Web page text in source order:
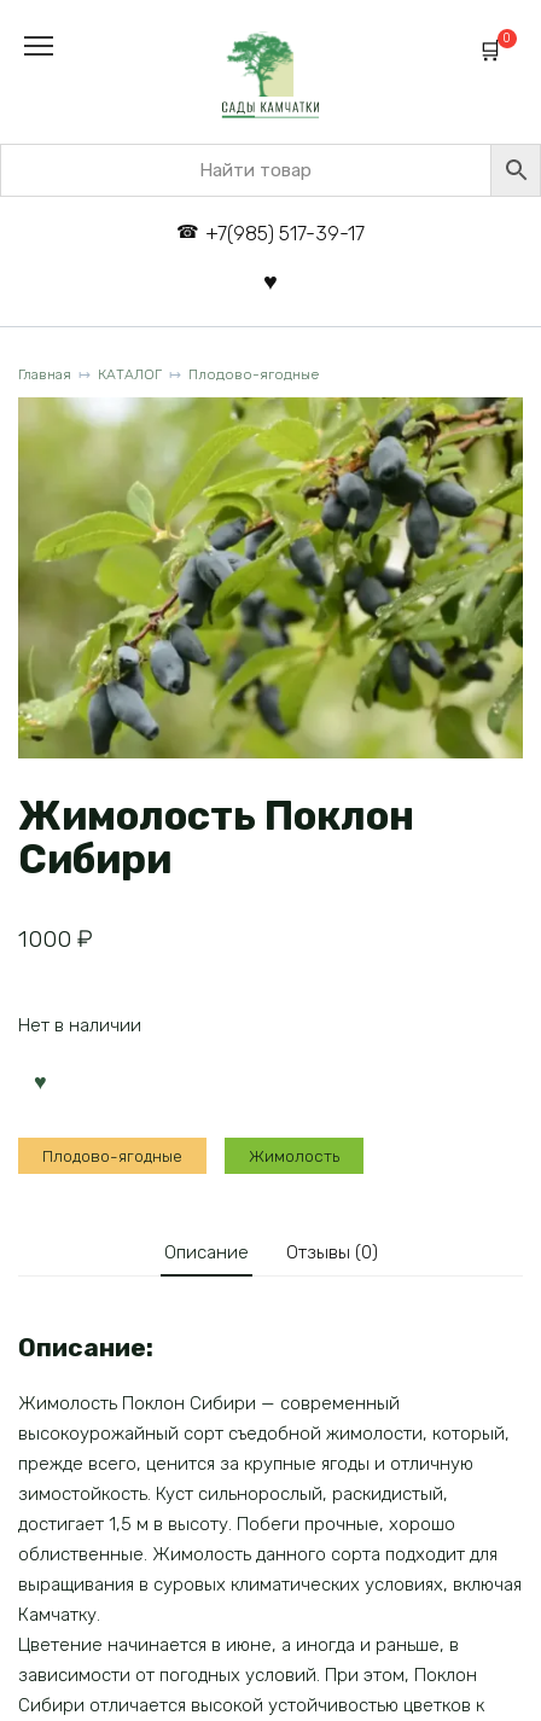
+7(985) 517-39-17
0
Главная КАТАЛОГ Плодово-ягодные
Жимолость Поклон
Сибири
1000 ₽
Нет в наличии
Плодово-ягодные Жимолость
Описание Отзывы (0)
Описание:
Жимолость Поклон Сибири — современный
высокоурожайный сорт съедобной жимолости, который,
прежде всего, ценится за крупные ягоды и отличную
зимостойкость. Куст сильнорослый, раскидистый,
достигает 1,5 м в высоту. Побеги прочные, хорошо
облиственные. Жимолость данного сорта подходит для
выращивания в суровых климатических условиях, включая
Камчатку.
Цветение начинается в июне, а иногда и раньше, в
зависимости от погодных условий. При этом, Поклон
Сибири отличается высокой устойчивостью цветков к